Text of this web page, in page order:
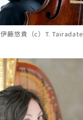
伊藤悠貴（c）T. Tairadate